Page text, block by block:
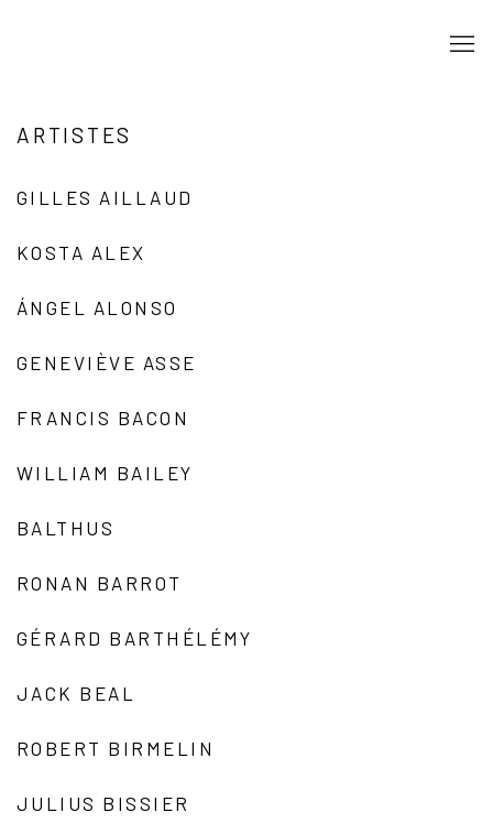
ARTISTES
GILLES AILLAUD
KOSTA ALEX
ÁNGEL ALONSO
GENEVIÈVE ASSE
FRANCIS BACON
WILLIAM BAILEY
BALTHUS
RONAN BARROT
GÉRARD BARTHÉLÉMY
JACK BEAL
ROBERT BIRMELIN
JULIUS BISSIER